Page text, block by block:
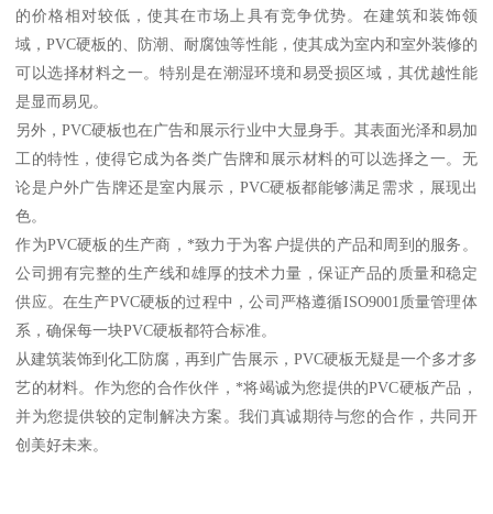
的价格相对较低，使其在市场上具有竞争优势。在建筑和装饰领
域，PVC硬板的、防潮、耐腐蚀等性能，使其成为室内和室外装修的
可以选择材料之一。特别是在潮湿环境和易受损区域，其优越性能
是显而易见。
另外，PVC硬板也在广告和展示行业中大显身手。其表面光泽和易加
工的特性，使得它成为各类广告牌和展示材料的可以选择之一。无
论是户外广告牌还是室内展示，PVC硬板都能够满足需求，展现出
色。
作为PVC硬板的生产商，*致力于为客户提供的产品和周到的服务。
公司拥有完整的生产线和雄厚的技术力量，保证产品的质量和稳定
供应。在生产PVC硬板的过程中，公司严格遵循ISO9001质量管理体
系，确保每一块PVC硬板都符合标准。
从建筑装饰到化工防腐，再到广告展示，PVC硬板无疑是一个多才多
艺的材料。作为您的合作伙伴，*将竭诚为您提供的PVC硬板产品，
并为您提供较的定制解决方案。我们真诚期待与您的合作，共同开
创美好未来。